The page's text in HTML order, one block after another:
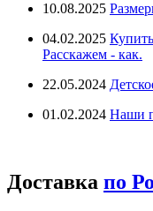
10.08.2025
04.02.2025
Расскажем - как.
22.05.2024
01.02.2024 Наши
Доставка по